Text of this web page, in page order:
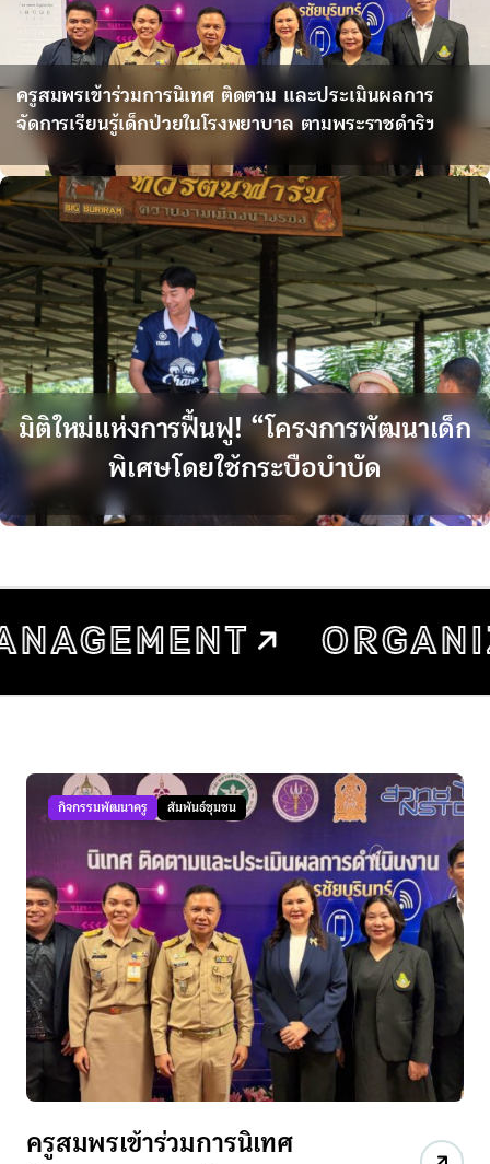
ครูสมพรเข้าร่วมการนิเทศ ติดตาม และประเมินผลการ
จัดการเรียนรู้เด็กป่วยในโรงพยาบาล ตามพระราชดำริฯ
มิติใหม่แห่งการฟื้นฟู! “โครงการพัฒนาเด็ก
พิเศษโดยใช้กระบือบำบัด
กิจกรรมพัฒนาครู สัมพันธ์ชุมชน
ครูสมพรเข้าร่วมการนิเทศ